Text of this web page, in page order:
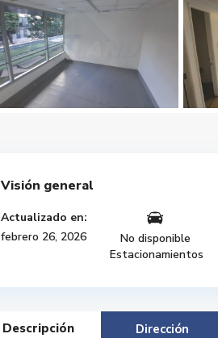
Visión general
Actualizado en:
febrero 26, 2026
No disponible
Estacionamientos
Descripción Dirección